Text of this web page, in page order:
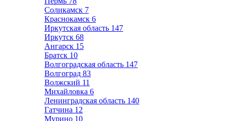
Соликамск 7
Краснокамск 6
Иркутская область 147
Иркутск 68
Ангарск 15
Братск 10
Волгоградская область 147
Волгоград 83
Волжский 11
Михайловка 6
Ленинградская область 140
Гатчина 12
Мурино 10